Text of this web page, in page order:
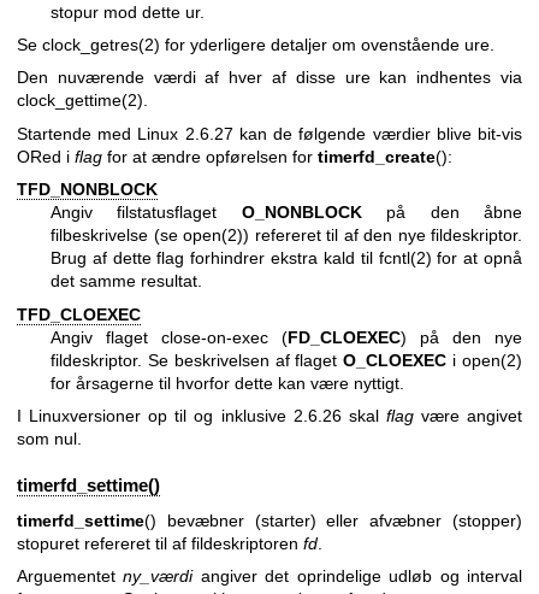
stopur mod dette ur.
Se clock_getres(2) for yderligere detaljer om ovenstående ure.
Den nuværende værdi af hver af disse ure kan indhentes via
clock_gettime(2).
Startende med Linux 2.6.27 kan de følgende værdier blive bit-vis
ORed i flag for at ændre opførelsen for timerfd_create():
TFD_NONBLOCK
Angiv filstatusflaget O_NONBLOCKpå den åbne
filbeskrivelse (se open(2)) refereret til af den nye fildeskriptor.
Brug af dette flag forhindrer ekstra kald til fcntl(2) for at opnå
det samme resultat.
TFD_CLOEXEC
Angiv flaget close-on-exec (FD_CLOEXEC) på den nye
fildeskriptor. Se beskrivelsen af flagetO_CLOEXEC iopen(2)
for årsagerne til hvorfor dette kan være nyttigt.
I Linuxversioner op til og inklusive 2.6.26 skal flagvære angivet
som nul.
timerfd_settime()
timerfd_settime() bevæbner (starter) eller afvæbner (stopper)
stopuret refereret til af fildeskriptoren fd
Arguementetny_værdiangiver det oprindelige udløb og interval